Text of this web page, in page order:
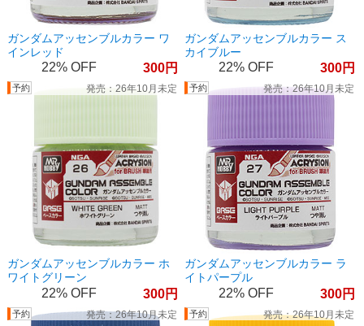
ガンダムアッセンブルカラー ワ
インレッド
22% 300
ガンダムアッセンブルカラー ス
カイブルー
22% 300
ガンダムアッセンブルカラー ホ
ワイトグリーン
26年10月未定
22% 300
ガンダムアッセンブルカラー ラ
イトパープル
26年10月未定
22% 300
26年10月未定 26年10月未定